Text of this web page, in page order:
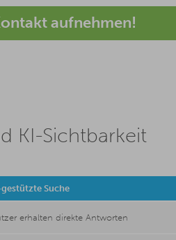
aufnehmen!
KI-Sichtbarkeit
Suche
erhalten direkte Antworten